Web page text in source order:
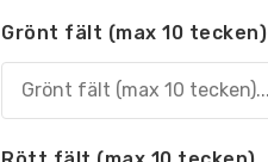
Grönt fält (max 10 tecken)